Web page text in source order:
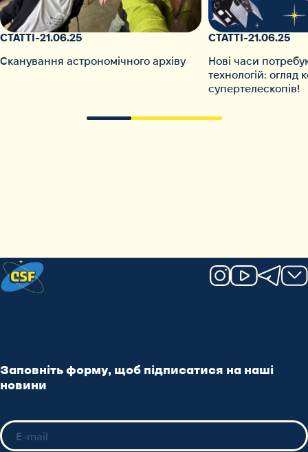
СТАТТІ-21.06.25
Сканування астрономічного архіву
СТАТТІ-21.06.25
Нові часи
технологій: огляд
супертелескопів!
Заповніть форму, щоб підписатися на наші
новини